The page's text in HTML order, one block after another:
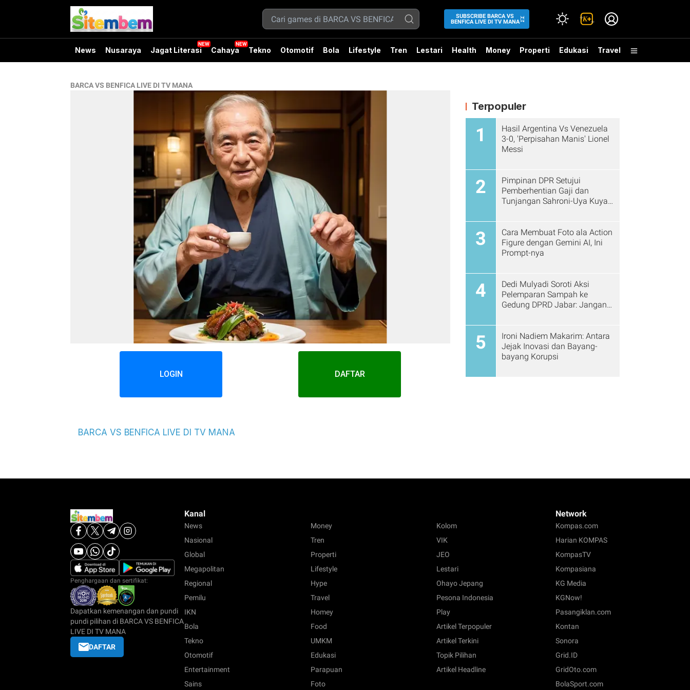
SUBSCRIBE BARCA VS
BENFICA LIVE DI TV MANA
News Nusaraya Jagat Literasi Cahaya Tekno Otomotif Bola Lifestyle Tren Lestari Health Money Properti Edukasi Travel
BARCA VS BENFICA LIVE DI TV MANA
LOGIN DAFTAR
BARCA VS BENFICA LIVE DI TV MANA
Terpopuler
1
Hasil Argentina Vs Venezuela
3-0, 'Perpisahan Manis' Lionel
Messi
2
Pimpinan DPR Setujui
Pemberhentian Gaji dan
Tunjangan Sahroni-Uya Kuya
3
Cara Membuat Foto ala Action
Figure dengan Gemini AI, Ini
Prompt-nya
4
Dedi Mulyadi Soroti Aksi
Pelemparan Sampah ke
Gedung DPRD Jabar: Jangan
5
Ironi Nadiem Makarim: Antara
Jejak Inovasi dan Bayang-
bayang Korupsi
Penghargaan dan sertifikat:
Dapatkan kemenangan dan pundi
pundi pilihan di BARCA VS BENFICA
LIVE DI TV MANA
DAFTAR
Kanal
News
Nasional
Global
Megapolitan
Regional
Pemilu
IKN
Bola
Tekno
Otomotif
Entertainment
Sains
Money
Tren
Properti
Lifestyle
Hype
Travel
Homey
Food
UMKM
Edukasi
Parapuan
Foto
Kolom
VIK
JEO
Lestari
Ohayo Jepang
Pesona Indonesia
Play
Artikel Terpopuler
Artikel Terkini
Topik Pilihan
Artikel Headline
Network
Kompas.com
Harian KOMPAS
KompasTV
Kompasiana
KG Media
KGNow!
Pasangiklan.com
Kontan
Sonora
Grid.ID
GridOto.com
BolaSport.com